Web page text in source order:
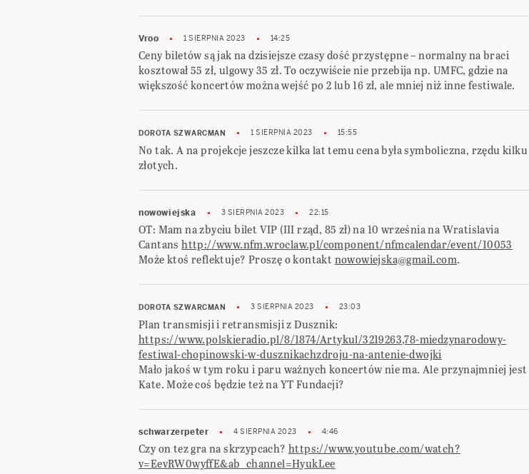
Vroo 1 SIERPNIA 2023 14:25
Ceny biletów są jak na dzisiejsze czasy dość przystępne – normalny na braci
kosztował 55 zł, ulgowy 35 zł. To oczywiście nie przebija np. UMFC, gdzie na
większość koncertów można wejść po 2 lub 16 zł, ale mniej niż inne festiwale.
DOROTA SZWARCMAN 1 SIERPNIA 2023 15:55
No tak. A na projekcje jeszcze kilka lat temu cena była symboliczna, rzędu kilku
złotych.
nowowiejska 3 SIERPNIA 2023 22:15
OT: Mam na zbyciu bilet VIP (III rząd, 85 zł) na 10 września na Wratislavia
Cantanshttp://www.nfm.wroclaw.pl/component/nfmcalendar/event/10053
Może ktoś reflektuje? Proszę o kontaktnowowiejska@gmail.com.
DOROTA SZWARCMAN 3 SIERPNIA 2023 23:03
Plan transmisji i retransmisji z Dusznik:
https://www.polskieradio.pl/8/1874/Artykul/3219263,78-miedzynarodowy-
festiwal-chopinowski-w-dusznikachzdroju-na-antenie-dwojki
Mało jakoś w tym roku i paru ważnych koncertów nie ma. Ale przynajmniej jest
Kate. Może coś będzie też na YT Fundacji?
schwarzerpeter 4 SIERPNIA 2023 4:46
Czy on tez gra na skrzypcach? https://www.youtube.com/watch?
v=EevRW0wyffE&ab_channel=HyukLee